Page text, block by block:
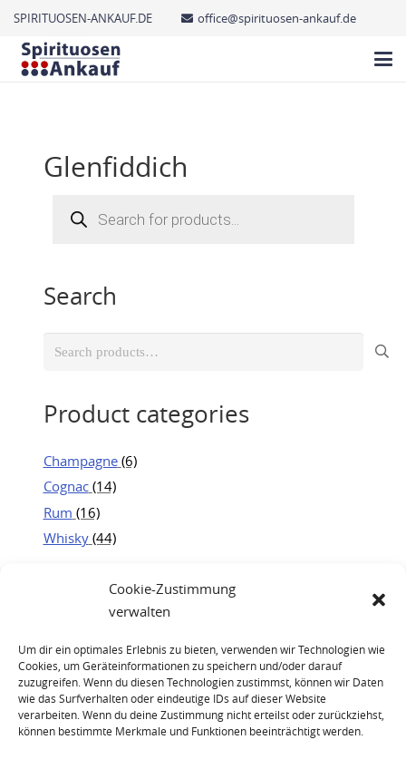
Cookie-Zustimmung
verwalten
Um dir ein optimales Erlebnis zu bieten, verwenden wir Technologien wie
Cookies, um Geräteinformationen zu speichern und/oder darauf
zuzugreifen. Wenn du diesen Technologien zustimmst, können wir Daten
wie das Surfverhalten oder eindeutige IDs auf dieser Website
verarbeiten. Wenn du deine Zustimmung nicht erteilst oder zurückziehst,
können bestimmte Merkmale und Funktionen beeinträchtigt werden.
SPIRITUOSEN-ANKAUF.DE office@spirituosen-ankauf.de
Glenfiddich
search
Search
Search
Product categories
Champagne (6)
Cognac (14)
Rum (16)
Whisky (44)